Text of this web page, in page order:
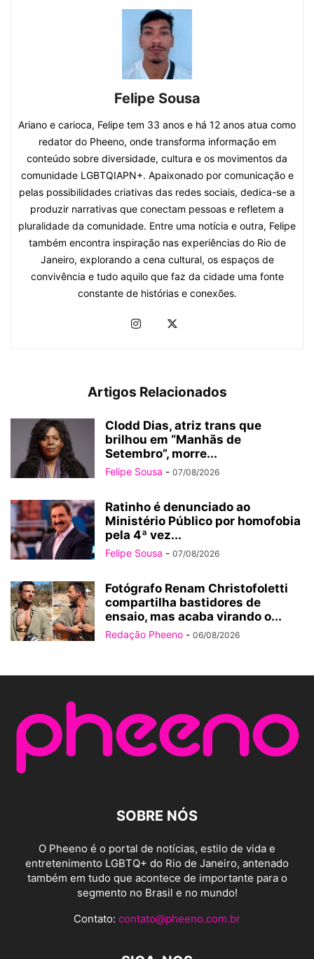
Felipe Sousa
Ariano e carioca, Felipe tem 33 anos e há 12 anos atua como
redator do Pheeno, onde transforma informação em
conteúdo sobre diversidade, cultura e os movimentos da
comunidade LGBTQIAPN+. Apaixonado por comunicação e
pelas possibilidades criativas das redes sociais, dedica-se a
produzir narrativas que conectam pessoas e refletem a
pluralidade da comunidade. Entre uma notícia e outra, Felipe
também encontra inspiração nas experiências do Rio de
Janeiro, explorando a cena cultural, os espaços de
convivência e tudo aquilo que faz da cidade uma fonte
constante de histórias e conexões.
Artigos Relacionados
Clodd Dias, atriz trans que
brilhou em “Manhãs de
Setembro”, morre...
Felipe Sousa - 07/08/2026
Ratinho é denunciado ao
Ministério Público por homofobia
pela 4ª vez...
Felipe Sousa - 07/08/2026
Fotógrafo Renam Christofoletti
compartilha bastidores de
ensaio, mas acaba virando o...
Redação Pheeno - 06/08/2026
SOBRE NÓS
O Pheeno é o portal de notícias, estilo de vida e
entretenimento LGBTQ+ do Rio de Janeiro, antenado
também em tudo que acontece de importante para o
segmento no Brasil e no mundo!
Contato: contato@pheeno.com.br